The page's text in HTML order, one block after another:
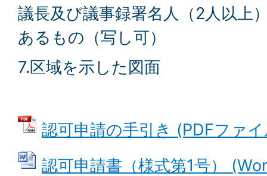
議長及び議事録署名人（2人以上
あるもの（写し可）
7.区域を示した図面
認可申請の手引き (PDFファ
認可申請書（様式第1号）